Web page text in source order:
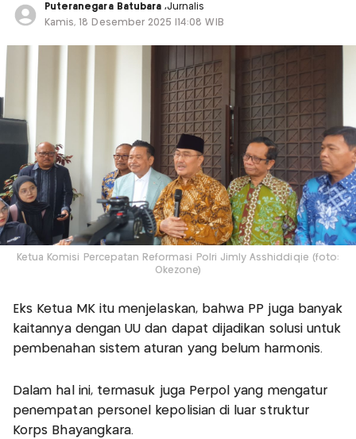
Puteranegara Batubara,Jurnalis
Kamis, 18 Desember 2025 |14:08 WIB
Ketua Komisi Percepatan Reformasi Polri Jimly Asshiddiqie (foto:
Okezone)
Eks Ketua MK itu menjelaskan, bahwa PP juga banyak
kaitannya dengan UU dan dapat dijadikan solusi untuk
pembenahan sistem aturan yang belum harmonis.
Dalam hal ini, termasuk juga Perpol yang mengatur
penempatan personel kepolisian di luar struktur
Korps Bhayangkara.